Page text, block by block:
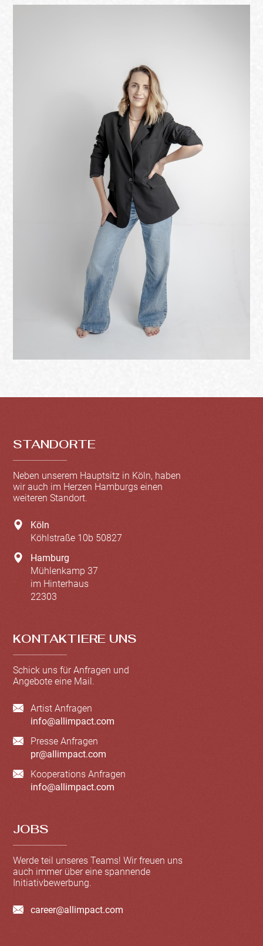
STANDORTE
Neben unserem Hauptsitz in Köln, haben
wir auch im Herzen Hamburgs einen
weiteren Standort.
Köln
Köhlstraße 10b 50827
Hamburg
Mühlenkamp 37
im Hinterhaus
22303
KONTAKTIERE UNS
Schick uns für Anfragen und
Angebote eine Mail.
Artist Anfragen
info@allimpact.com
Presse Anfragen
pr@allimpact.com
Kooperations Anfragen
info@allimpact.com
JOBS
Werde teil unseres Teams! Wir freuen uns
auch immer über eine spannende
Initiativbewerbung.
career@allimpact.com